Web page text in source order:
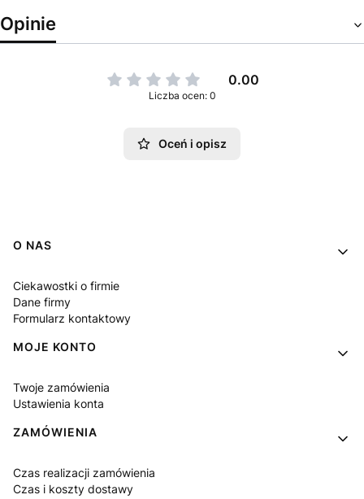
Opinie
0.00
Liczba ocen: 0
Oceń i opisz
Linki w stopce
O NAS
Ciekawostki o firmie
Dane firmy
Formularz kontaktowy
MOJE KONTO
Twoje zamówienia
Ustawienia konta
ZAMÓWIENIA
Czas realizacji zamówienia
Czas i koszty dostawy